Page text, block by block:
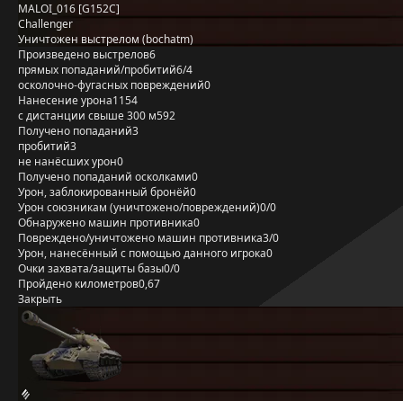
MALOI_016 [G152C]
Challenger
Уничтожен выстрелом (bochatm)
Произведено выстрелов6
прямых попаданий/пробитий6/4
осколочно-фугасных повреждений0
Нанесение урона1154
с дистанции свыше 300 м592
Получено попаданий3
пробитий3
не нанёсших урон0
Получено попаданий осколками0
Урон, заблокированный бронёй0
Урон союзникам (уничтожено/повреждений)0/0
Обнаружено машин противника0
Повреждено/уничтожено машин противника3/0
Урон, нанесённый с помощью данного игрока0
Очки захвата/защиты базы0/0
Пройдено километров0,67
Закрыть